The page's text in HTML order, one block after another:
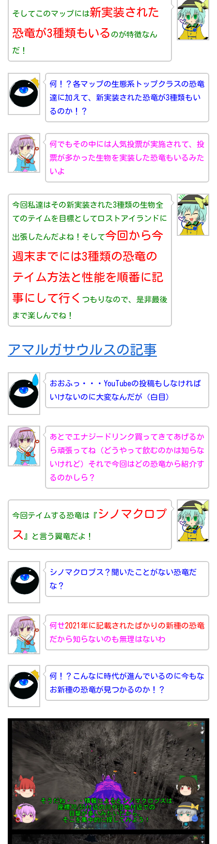
そしてこのマップには新実装された
恐竜が3種類もいる のが特徴なん
だ！
何！？各マップの生態系トップクラスの恐竜
達に加えて、新実装された恐竜が3種類もい
るのか！？
何でもその中には人気投票が実施されて、投
票が多かった生物を実装した恐竜もいるみた
いよ
今回私達はその新実装された3種類の生物全
てのテイムを目標としてロストアイランドに
出張したんだよね！そして今回から今
週末までには3種類の恐竜の
テイム方法と性能を順番に記
事にして行く つもりなので、是非最後
まで楽しんでね！
アマルガサウルスの記事
おおふっ・・・YouTubeの投稿もしなければ
いけないのに大変なんだが（白目）
あとでエナジードリンク買ってきてあげるか
ら頑張ってね（どうやって飲むのかは知らな
いけれど）それで今回はどの恐竜から紹介す
るのかしら？
今回テイムする恐竜は『 シノマクロプ
ス』と言う翼竜だよ！
シノマクロプス？聞いたことがない恐竜だ
な？
何せ2021年に記載されたばかりの新種の恐竜
だから知らないのも無理はないわ
何！？こんなに時代が進んでいるのに今もな
お新種の恐竜が見つかるのか！？